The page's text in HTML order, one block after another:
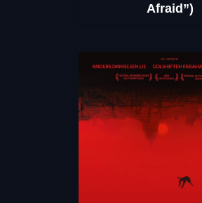
Afraid”)